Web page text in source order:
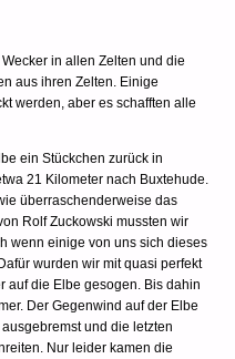
in allen Zelten und die
aus ihren Zelten. Einige
werden, aber es schafften alle
ein Stückchen zurück in
21 Kilometer nach Buxtehude.
überraschenderweise das
Rolf Zuckowski mussten wir
wenn einige von uns sich dieses
wurden wir mit quasi perfekt
auf die Elbe gesogen. Bis dahin
Der Gegenwind auf der Elbe
und die letzten
Nur leider kamen die